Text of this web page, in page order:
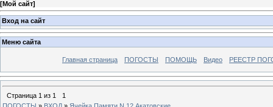
[Мой сайт]
Вход на сайт
Меню сайта
Главная страница ПОГОСТЫ ПОМОЩЬ Видео РЕЕСТР
Страница 1 из 1
1